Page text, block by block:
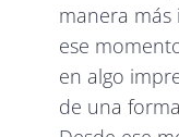
manera más
ese
en algo
de una